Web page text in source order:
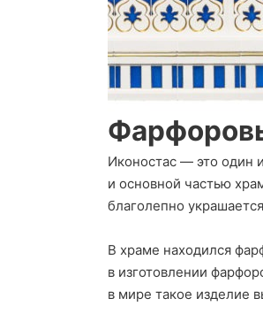
Иконостас — это один
и основной частью
благолепно
В храме находился
в изготовлении
в мире такое изделие